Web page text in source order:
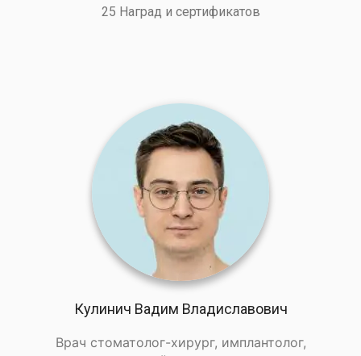
25 Наград и сертификатов
Кулинич Вадим Владиславович
Врач стоматолог-хирург, имплантолог,